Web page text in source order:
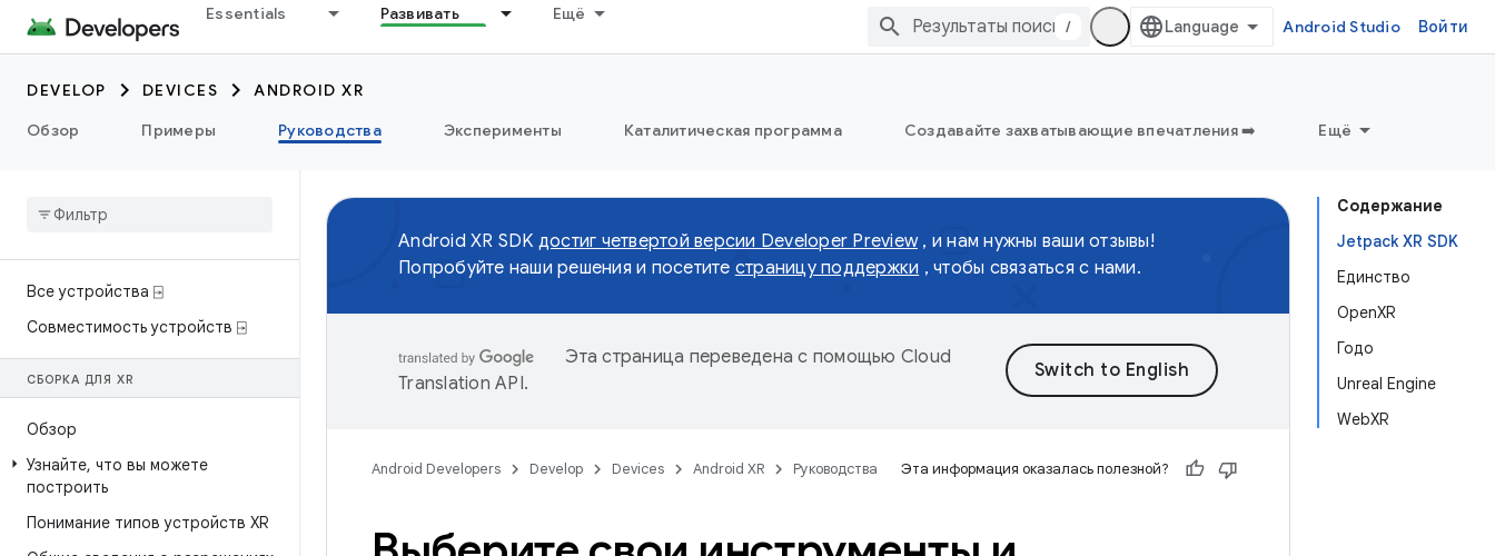
Essentials Развивать Ещё
/ Android Studio Войти
DEVELOP DEVICES
ANDROID XR
Обзор
Примеры Руководства Эксперименты Каталитическая программа Создавайте захватывающие впечатления ➡️ Ещё
Все устройства ⍈
Совместимость устройств ⍈
СБОРКА ДЛЯ XR
Обзор
Узнайте, что вы можете
построить
Понимание типов устройств XR
Содержание
Jetpack XR SDK
Единство
OpenXR
Годо
Unreal Engine
WebXR
Android XR SDK достиг четвертой версии Developer Preview, и нам нужны ваши отзывы!
Попробуйте наши решения и посетите страницу поддержки , чтобы связаться с нами.
Эта страница переведена с помощью Cloud
Translation API.
Android Developers Develop Devices Android XR Руководства Эта информация оказалась полезной?